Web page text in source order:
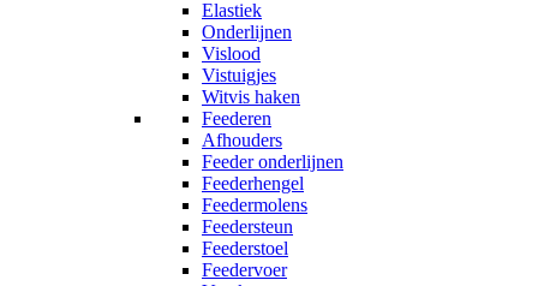
Elastiek
Onderlijnen
Vislood
Vistuigjes
Witvis haken
Feederen
Afhouders
Feeder onderlijnen
Feederhengel
Feedermolens
Feedersteun
Feederstoel
Feedervoer